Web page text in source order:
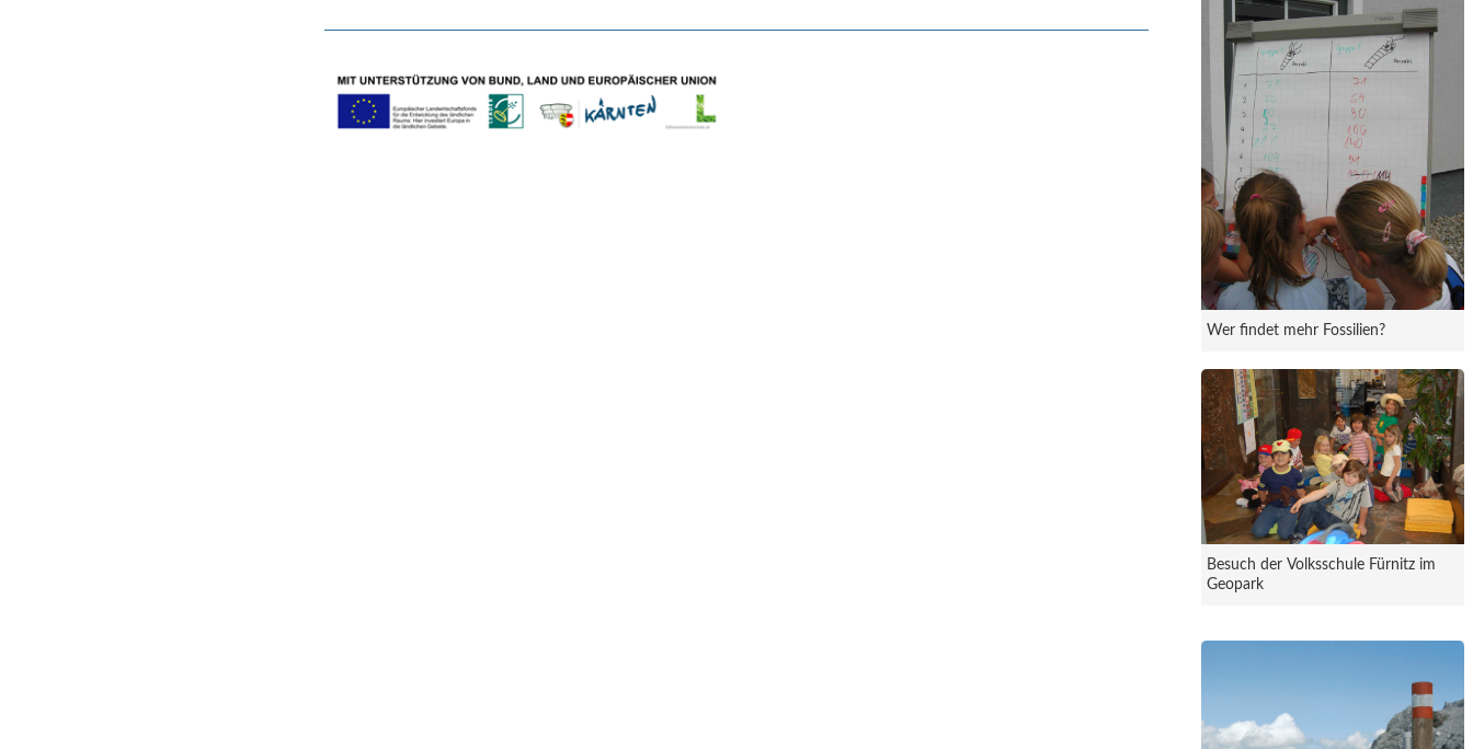
Wer findet mehr Fossilien?
Besuch der Volksschule Fürnitz im
Geopark